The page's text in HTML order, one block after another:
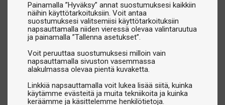
Painamalla ”Hyväksy” annat suostumuksesi kaikkiin
näihin käyttötarkoituksiin. Voit antaa
suostumuksesi valitsemiisi käyttötarkoituksiin
napsauttamalla niiden vieressä olevaa valintaruutua
ja painamalla ”Tallenna asetukset”.
Voit peruuttaa suostumuksesi milloin vain
napsauttamalla sivuston vasemmassa
alakulmassa olevaa pientä kuvaketta.
Linkkiä napsauttamalla voit lukea lisää siitä, kuinka
käytämme evästeitä ja muita tekniikoita ja kuinka